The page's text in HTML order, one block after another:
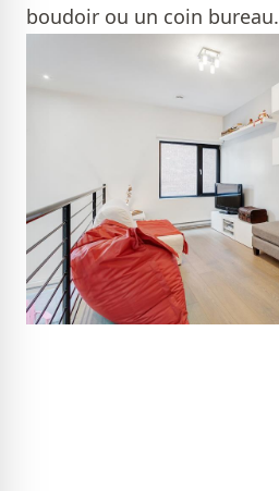
boudoir ou un coin bureau.